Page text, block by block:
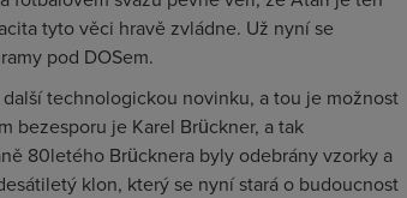
tyto věci hravě zvládne. Už nyní se
pod DOSem.
technologickou novinku, a tou je možnost
bezesporu je Karel Brückner, a tak
80letého Brücknera byly odebrány vzorky a
klon, který se nyní stará o budoucnost